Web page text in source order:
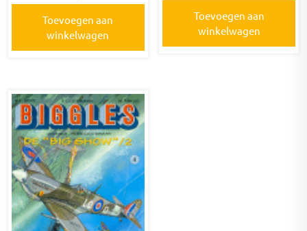
Toevoegen aan
winkelwagen
Toevoegen aan
winkelwagen